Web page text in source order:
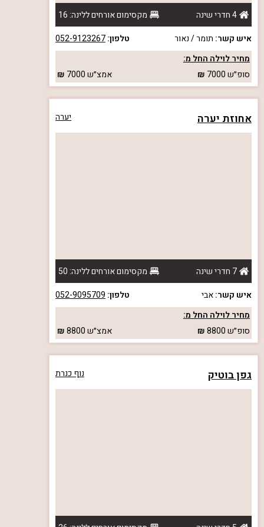
4 חדרי שינה
מקסימום אורחים ללינה: 16
איש קשר: תומר / נאור טלפון:052-9123267
מחיר לוילה החל מ:
סופ״ש7000 אמצ״ש7000
אחוזת יערה יערה
7 חדרי שינה
מקסימום אורחים ללינה: 50
איש קשר:אבי טלפון: 052-9095709
מחיר לוילה החל מ:
סופ״ש8800 אמצ״ש8800
גפן בוטיק נוף כנרת